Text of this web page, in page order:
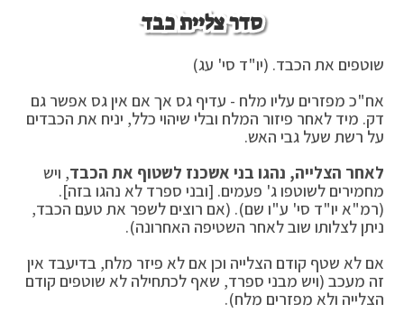
סדר צליית כבד
שוטפים את הכבד. (יו"ד סי' עג)
אח"כ מפזרים עליו מלח - עדיף גס אך אם אין גס אפשר גם
דק. מיד לאחר פיזור המלח ובלי שיהוי כלל, יניח את הכבדים
על רשת שעל גבי האש.
לאחר הצלייה, נהגו בני אשכנז לשטוף את הכבד, ויש
מחמירים לשוטפו ג' פעמים. [ובני ספרד לא נהגו בזה].
(רמ"א יו"ד סי' ע"ו שם). (אם רוצים לשפר את טעם הכבד,
ניתן לצלותו שוב לאחר השטיפה האחרונה).
אם לא שטף קודם הצלייה וכן אם לא פיזר מלח, בדיעבד אין
זה מעכב (ויש מבני ספרד, שאף לכתחילה לא שוטפים קודם
הצלייה ולא מפזרים מלח).